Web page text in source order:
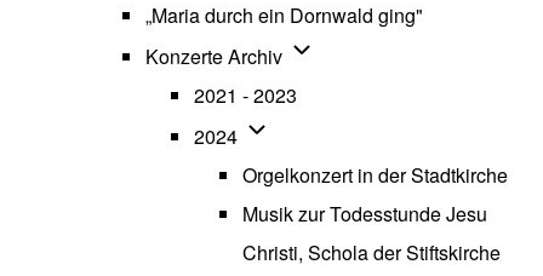
„Maria durch ein Dornwald ging"
Konzerte Archiv Unternavigation von
2021 - 2023
2024 Unternavigation von 2024
Orgelkonzert in der Stadtkirche
Musik zur Todesstunde Jesu
Christi, Schola der Stiftskirche